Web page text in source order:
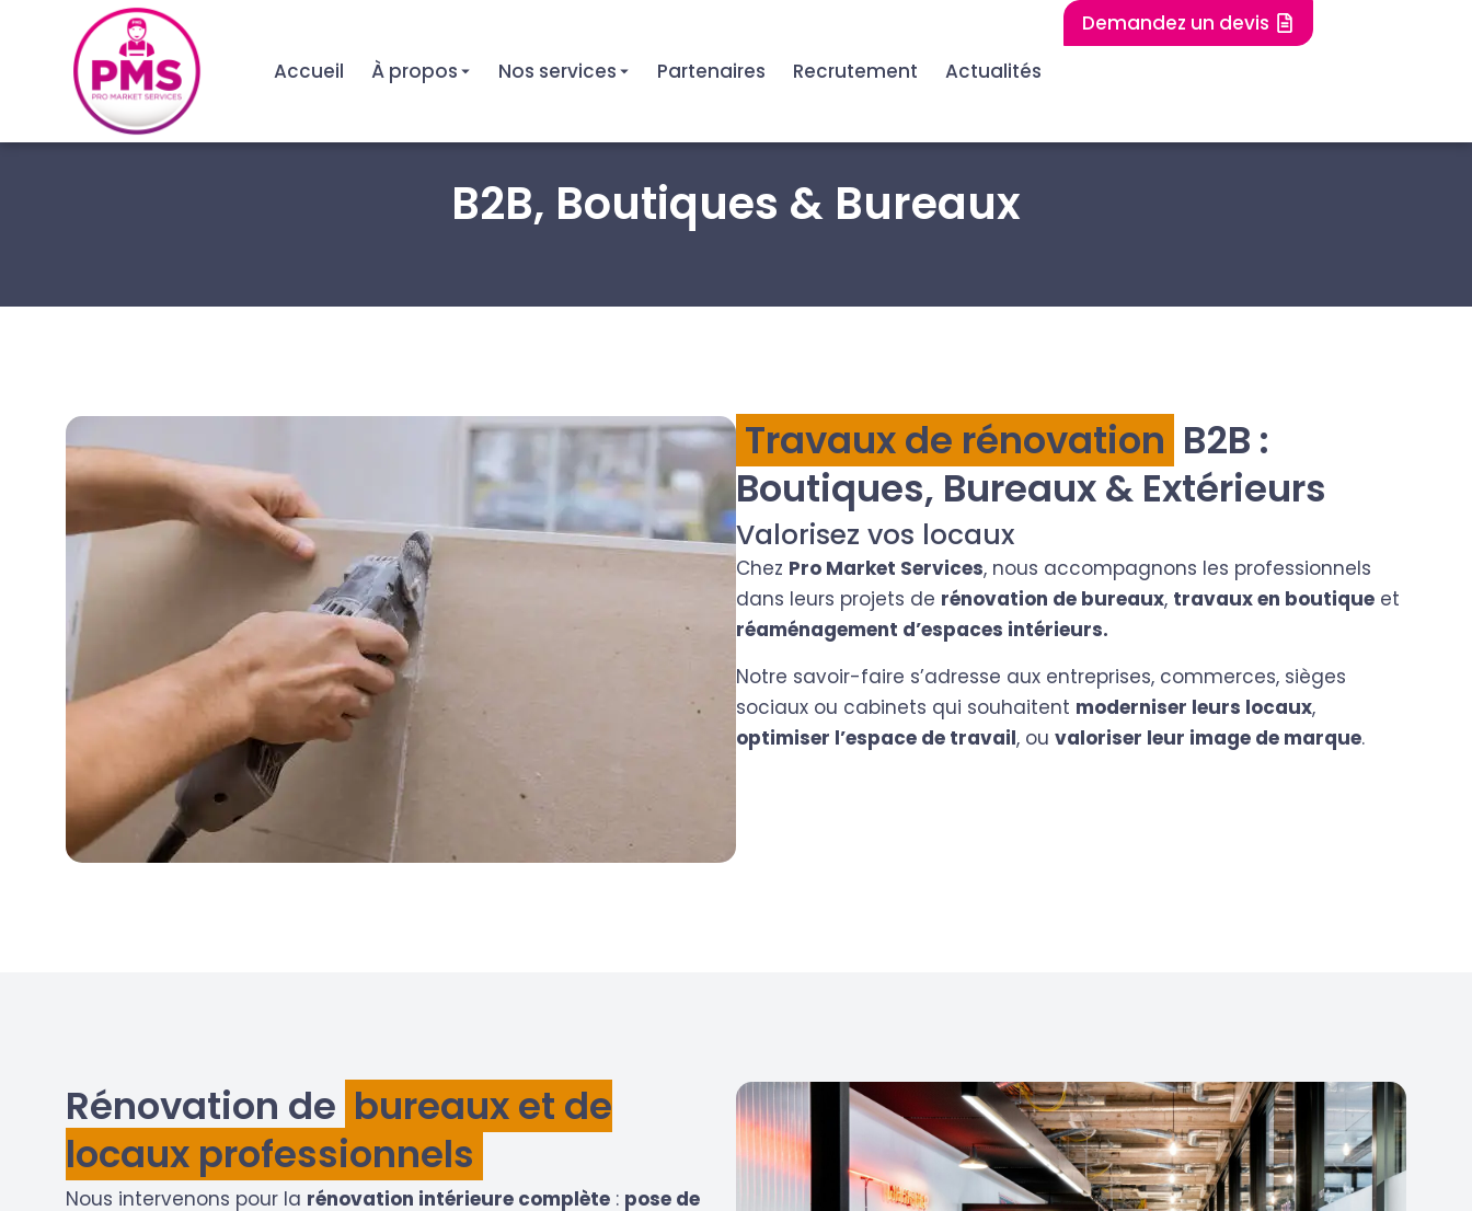
Accueil À propos Nos services Partenaires Recrutement Actualités
Demandez un devis
B2B, Boutiques & Bureaux
Travaux de rénovation B2B :
Boutiques, Bureaux & Extérieurs
Valorisez vos locaux
Chez Pro Market Services, nous accompagnons les professionnels
dans leurs projets de rénovation de bureaux, travaux en boutique et
réaménagement d’espaces intérieurs.
Notre savoir-faire s’adresse aux entreprises, commerces, sièges
sociaux ou cabinets qui souhaitent moderniser leurs locaux,
optimiser l’espace de travail, ou valoriser leur image de marque.
Rénovation de bureaux et de
locaux professionnels
Nous intervenons pour la rénovation intérieure complète : pose de